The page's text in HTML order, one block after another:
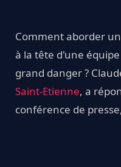
Comment aborder
à la tête d'une
grand danger ?
Saint-Etienne, a
conférence de